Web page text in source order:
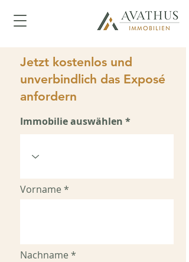
Jetzt kostenlos und
unverbindlich das Exposé
anfordern
Immobilie auswählen
Vorname
Nachname